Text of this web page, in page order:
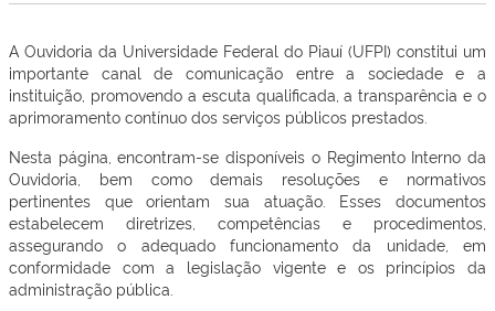
A Ouvidoria da Universidade Federal do Piauí (UFPI) constitui um
importante canal de comunicação entre a sociedade e a
instituição, promovendo a escuta qualificada, a transparência e o
aprimoramento contínuo dos serviços públicos prestados.
Nesta página, encontram-se disponíveis o Regimento Interno da
Ouvidoria, bem como demais resoluções e normativos
pertinentes que orientam sua atuação. Esses documentos
estabelecem diretrizes, competências e procedimentos,
assegurando o adequado funcionamento da unidade, em
conformidade com a legislação vigente e os princípios da
administração pública.